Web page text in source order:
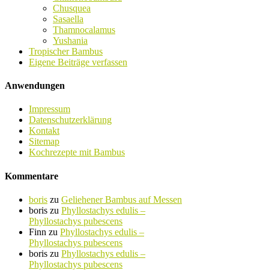
Chusquea
Sasaella
Thamnocalamus
Yushania
Tropischer Bambus
Eigene Beiträge verfassen
Anwendungen
Impressum
Datenschutzerklärung
Kontakt
Sitemap
Kochrezepte mit Bambus
Kommentare
boris zu Geliehener Bambus auf Messen
boris zu Phyllostachys edulis –
Phyllostachys pubescens
Finn zu Phyllostachys edulis –
Phyllostachys pubescens
boris zu Phyllostachys edulis –
Phyllostachys pubescens